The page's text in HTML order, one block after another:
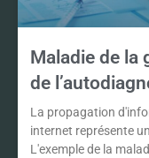
Maladie de la
de
La propagation
internet représente
L'exemple de la